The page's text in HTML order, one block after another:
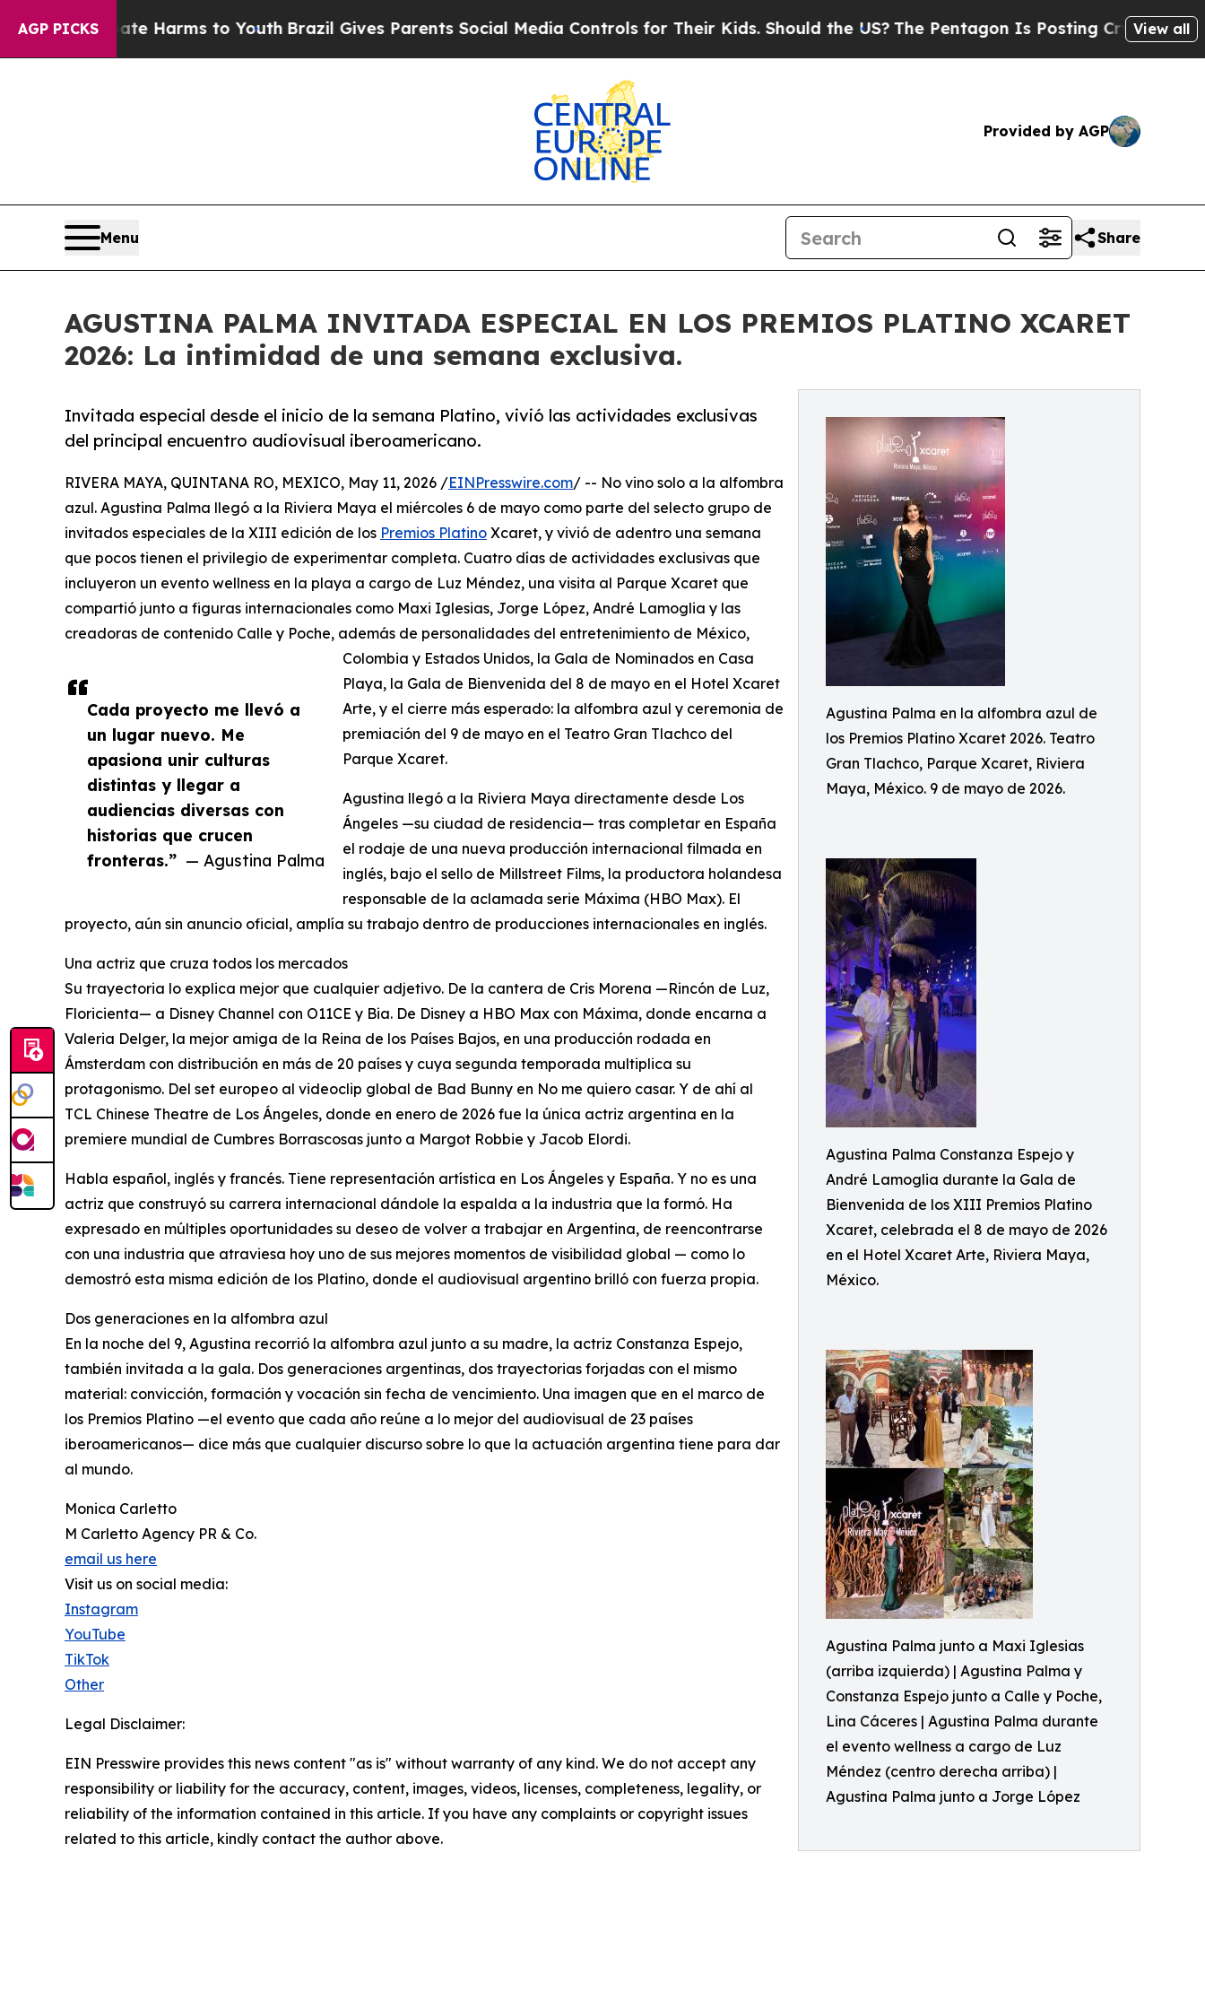
AGP PICKS
Abate Harms to Youth Brazil Gives Parents Social Media Controls for Their Kids. Should the US? The Pentagon Is Posting Cryptic BiblicalView all
Provided by AGP
Menu Share
AGUSTINA PALMA INVITADA ESPECIAL EN LOS PREMIOS PLATINO XCARET
2026: La intimidad de una semana exclusiva.
Agustina Palma en la alfombra azul de
los Premios Platino Xcaret 2026. Teatro
Gran Tlachco, Parque Xcaret, Riviera
Maya, México. 9 de mayo de 2026.
Agustina Palma Constanza Espejo y
André Lamoglia durante la Gala de
Bienvenida de los XIII Premios Platino
Xcaret, celebrada el 8 de mayo de 2026
en el Hotel Xcaret Arte, Riviera Maya,
México.
Agustina Palma junto a Maxi Iglesias
(arriba izquierda) | Agustina Palma y
Constanza Espejo junto a Calle y Poche,
Lina Cáceres | Agustina Palma durante
el evento wellness a cargo de Luz
Méndez (centro derecha arriba) |
Agustina Palma junto a Jorge López
Invitada especial desde el inicio de la semana Platino, vivió las actividades exclusivas
del principal encuentro audiovisual iberoamericano.
Cada proyecto me llevó a
un lugar nuevo. Me
apasiona unir culturas
distintas y llegar a
audiencias diversas con
historias que crucen
fronteras.” — Agustina Palma
RIVERA MAYA, QUINTANA RO, MEXICO, May 11, 2026 /EINPresswire.com/ -- No vino solo a la alfombra
azul. Agustina Palma llegó a la Riviera Maya el miércoles 6 de mayo como parte del selecto grupo de
invitados especiales de la XIII edición de los Premios Platino Xcaret, y vivió de adentro una semana
que pocos tienen el privilegio de experimentar completa. Cuatro días de actividades exclusivas que
incluyeron un evento wellness en la playa a cargo de Luz Méndez, una visita al Parque Xcaret que
compartió junto a figuras internacionales como Maxi Iglesias, Jorge López, André Lamoglia y las
creadoras de contenido Calle y Poche, además de personalidades del entretenimiento de México,
Colombia y Estados Unidos, la Gala de Nominados en Casa
Playa, la Gala de Bienvenida del 8 de mayo en el Hotel Xcaret
Arte, y el cierre más esperado: la alfombra azul y ceremonia de
premiación del 9 de mayo en el Teatro Gran Tlachco del
Parque Xcaret.
Agustina llegó a la Riviera Maya directamente desde Los
Ángeles —su ciudad de residencia— tras completar en España
el rodaje de una nueva producción internacional filmada en
inglés, bajo el sello de Millstreet Films, la productora holandesa
responsable de la aclamada serie Máxima (HBO Max). El
proyecto, aún sin anuncio oficial, amplía su trabajo dentro de producciones internacionales en inglés.
Una actriz que cruza todos los mercados
Su trayectoria lo explica mejor que cualquier adjetivo. De la cantera de Cris Morena —Rincón de Luz,
Floricienta— a Disney Channel con O11CE y Bia. De Disney a HBO Max con Máxima, donde encarna a
Valeria Delger, la mejor amiga de la Reina de los Países Bajos, en una producción rodada en
Ámsterdam con distribución en más de 20 países y cuya segunda temporada multiplica su
protagonismo. Del set europeo al videoclip global de Bad Bunny en No me quiero casar. Y de ahí al
TCL Chinese Theatre de Los Ángeles, donde en enero de 2026 fue la única actriz argentina en la
premiere mundial de Cumbres Borrascosas junto a Margot Robbie y Jacob Elordi.
Habla español, inglés y francés. Tiene representación artística en Los Ángeles y España. Y no es una
actriz que construyó su carrera internacional dándole la espalda a la industria que la formó. Ha
expresado en múltiples oportunidades su deseo de volver a trabajar en Argentina, de reencontrarse
con una industria que atraviesa hoy uno de sus mejores momentos de visibilidad global — como lo
demostró esta misma edición de los Platino, donde el audiovisual argentino brilló con fuerza propia.
Dos generaciones en la alfombra azul
En la noche del 9, Agustina recorrió la alfombra azul junto a su madre, la actriz Constanza Espejo,
también invitada a la gala. Dos generaciones argentinas, dos trayectorias forjadas con el mismo
material: convicción, formación y vocación sin fecha de vencimiento. Una imagen que en el marco de
los Premios Platino —el evento que cada año reúne a lo mejor del audiovisual de 23 países
iberoamericanos— dice más que cualquier discurso sobre lo que la actuación argentina tiene para dar
al mundo.
Monica Carletto
M Carletto Agency PR & Co.
email us here
Visit us on social media:
Instagram
YouTube
TikTok
Other
Legal Disclaimer:
EIN Presswire provides this news content "as is" without warranty of any kind. We do not accept any
responsibility or liability for the accuracy, content, images, videos, licenses, completeness, legality, or
reliability of the information contained in this article. If you have any complaints or copyright issues
related to this article, kindly contact the author above.